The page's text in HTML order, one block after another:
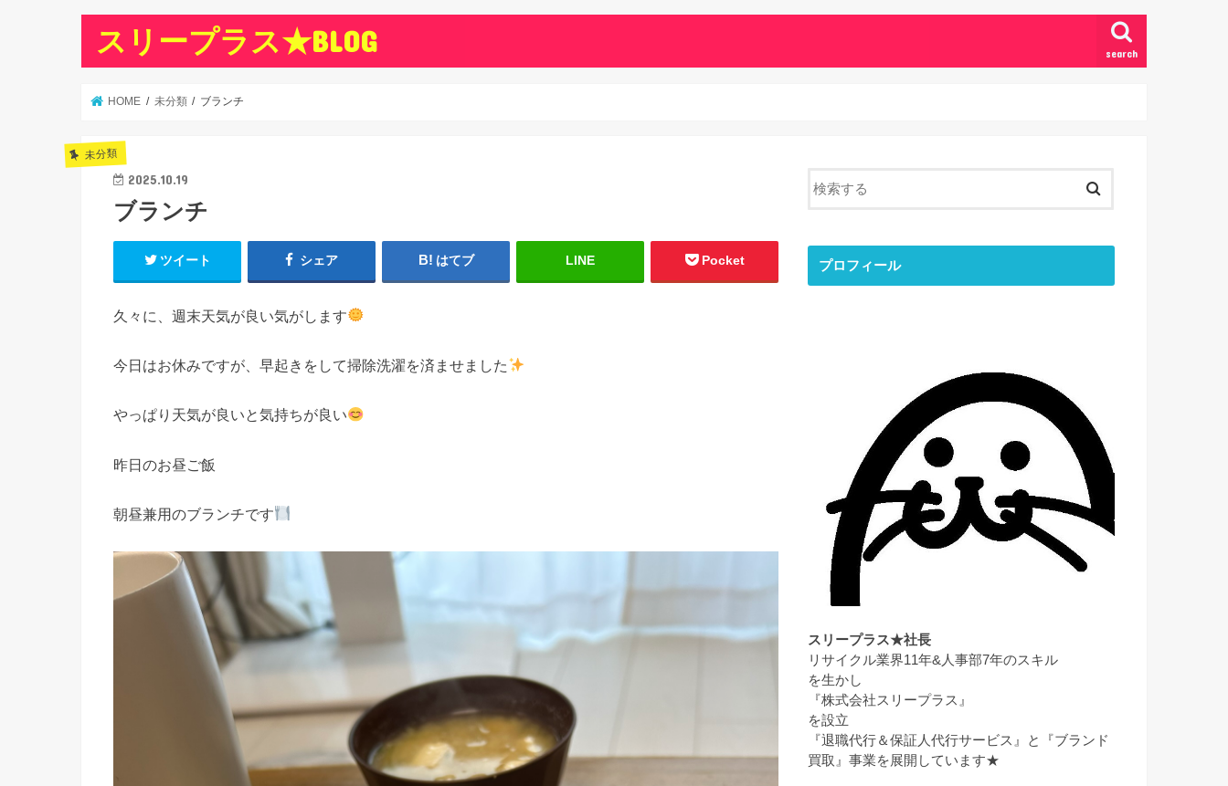
スリープラス★BLOG search
HOME 未分類 ブランチ
未分類
2025.10.19
ブランチ
ツイート シェア はてブ LINE Pocket
久々に、週末天気が良い気がします
今日はお休みですが、早起きをして掃除洗濯を済ませました
やっぱり天気が良いと気持ちが良い
昨日のお昼ご飯
朝昼兼用のブランチです
プロフィール
スリープラス★社長
リサイクル業界11年&人事部7年のスキル
を生かし
『株式会社スリープラス』
を設立
『退職代行＆保証人代行サービス』と『ブランド
買取』事業を展開しています★